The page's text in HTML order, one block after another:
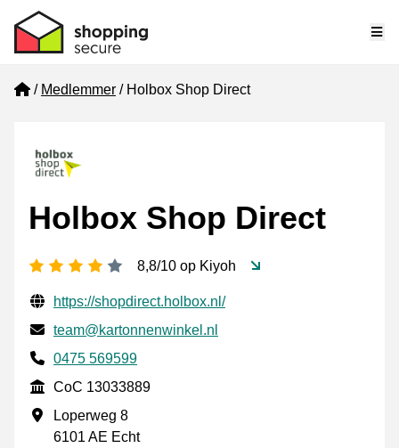
Home
Medlemmer Holbox Shop Direct
Holbox Shop Direct
[_General:NumberOfStarsPluralFormat]
8,8/10 op Kiyoh
Verificerede kontaktoplysninger
Website URL
https://shopdirect.holbox.nl/
E-mail
team@kartonnenwinkel.nl
Phone number
0475 569599
CoC
CoC 13033889
Forretningsadresse
Loperweg 8
6101 AE Echt